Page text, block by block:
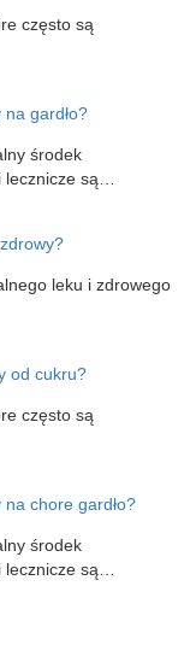
często są
gardło?
środek
lecznicze są…
leku i zdrowego
od cukru?
często są
chore gardło?
środek
lecznicze są…